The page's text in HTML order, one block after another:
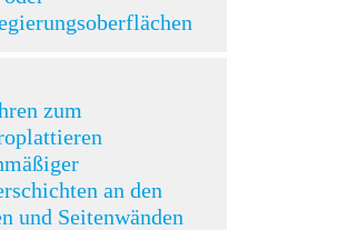
zum
an den
und Seitenwänden